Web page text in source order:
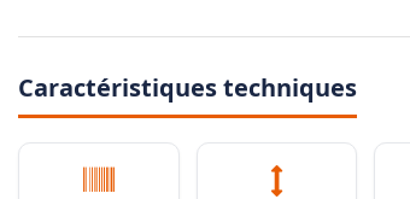
Caractéristiques techniques